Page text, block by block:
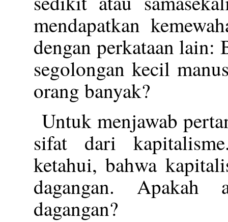
mendapatkan
dengan perkataan lain:
segolongan kecil
orang banyak?
Untuk menjawab
sifat dari
ketahui, bahwa
dagangan. Apakah
dagangan?